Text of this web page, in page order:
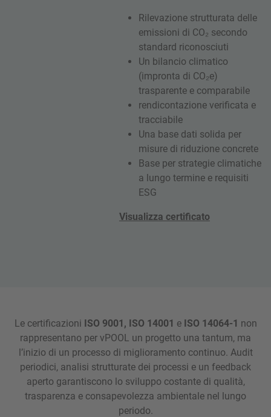
Rilevazione strutturata delle
emissioni di CO₂ secondo
standard riconosciuti
Un bilancio climatico
(impronta di CO₂e)
trasparente e comparabile
rendicontazione verificata e
tracciabile
Una base dati solida per
misure di riduzione concrete
Base per strategie climatiche
a lungo termine e requisiti
ESG
Visualizza certificato
Le certificazioni ISO 9001, ISO 14001 e ISO 14064-1 non
rappresentano per vPOOL un progetto una tantum, ma
l’inizio di un processo di miglioramento continuo. Audit
periodici, analisi strutturate dei processi e un feedback
aperto garantiscono lo sviluppo costante di qualità,
trasparenza e consapevolezza ambientale nel lungo
periodo.